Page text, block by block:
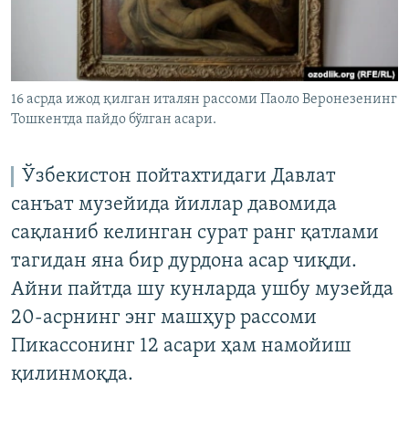
16 асрда ижод қилган италян рассоми Паоло Веронезенинг
Тошкентда пайдо бўлган асари.
Ўзбекистон пойтахтидаги Давлат
санъат музейида йиллар давомида
сақланиб келинган сурат ранг қатлами
тагидан яна бир дурдона асар чиқди.
Айни пайтда шу кунларда ушбу музейда
20-асрнинг энг машҳур рассоми
Пикассонинг 12 асари ҳам намойиш
қилинмоқда.